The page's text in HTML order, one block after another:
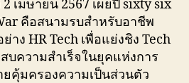
เมษายน 2567 เผยปี sixty six
คือสนามรบสำหรับอาชีพ
าง HR Tech เพื่อแย่งชิง Tech
บความสำเร็จในยุคแห่งการ
คุ้มครองความเป็นส่วนตัว